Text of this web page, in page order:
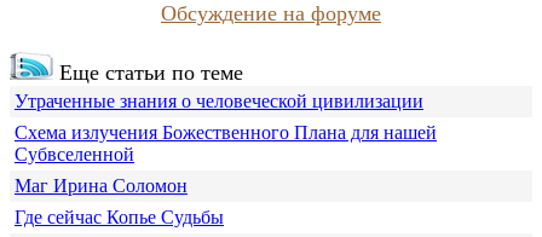
Обсуждение на форуме
Еще статьи по теме
Утраченные знания о человеческой цивилизации
Схема излучения Божественного Плана для нашей
Субвселенной
Маг Ирина Соломон
Где сейчас Копье Судьбы